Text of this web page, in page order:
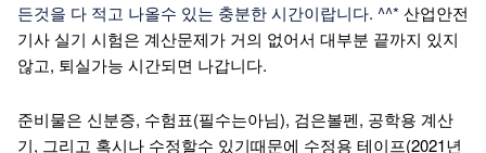
든것을 다 적고 나올수 있는 충분한 시간이랍니다. ^^* 산업안전
기사 실기 시험은 계산문제가 거의 없어서 대부분 끝까지 있지
않고, 퇴실가능 시간되면 나갑니다.
준비물은 신분증, 수험표(필수는아님), 검은볼펜, 공학용 계산
기, 그리고 혹시나 수정할수 있기때문에 수정용 테이프(2021년